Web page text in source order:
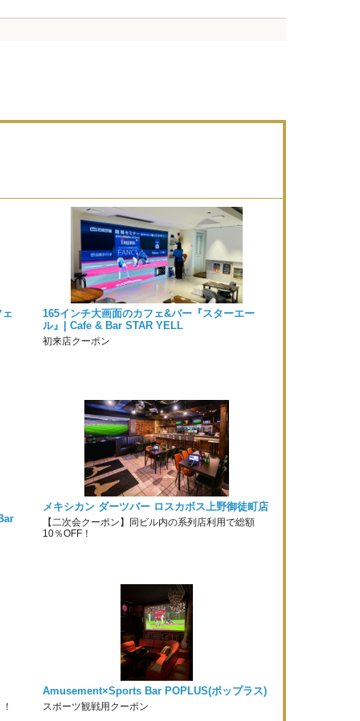
165インチ大画面のカフェ&バー『スターエー
ル』| Cafe & Bar STAR YELL
初来店クーポン
メキシカン ダーツバー ロスカボス上野御徒町店
【二次会クーポン】同ビル内の系列店利用で総額
10％OFF！
Amusement×Sports Bar POPLUS(ポップラス)
スポーツ観戦用クーポン